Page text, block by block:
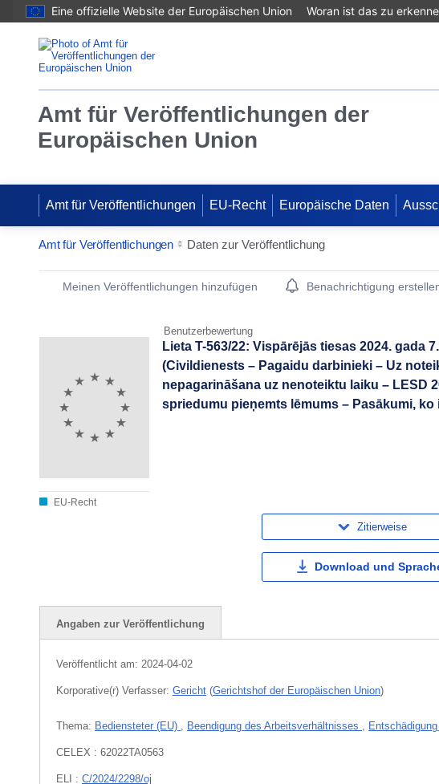
Eine offizielle Website der Europäischen Union Woran ist das zu
Amt für Veröffentlichungen der
Europäischen Union
Amt für Veröffentlichungen EU-Recht Europäische Daten
Amt für Veröffentlichungen Daten zur Veröffentlichung
Publication Detail Actions Portlet
Meinen Veröffentlichungen hinzufügen Benachrichtigung
Benutzerbewertung
EU-Recht
Lieta T-563/22: Vispārējās tiesas 2024. gada
(Civildienests – Pagaidu darbinieki – Uz
nepagarināšana uz nenoteiktu laiku – LESD
spriedumu pieņemts lēmums – Pasākumi,
Zitierweise
Download und
Angaben zur Veröffentlichung
Veröffentlicht am: 2024-04-02
Korporative(r) Verfasser: Gericht (Gerichtshof der Europäischen Union)
Thema: Bediensteter (EU) , Beendigung des Arbeitsverhältnisses , Entschädigung
CELEX : 62022TA0563
ELI : C/2024/2298/oj